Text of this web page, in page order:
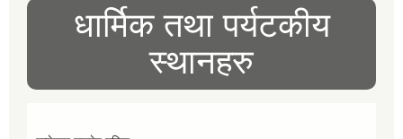
धार्मिक तथा पर्यटकीय
स्थानहरु